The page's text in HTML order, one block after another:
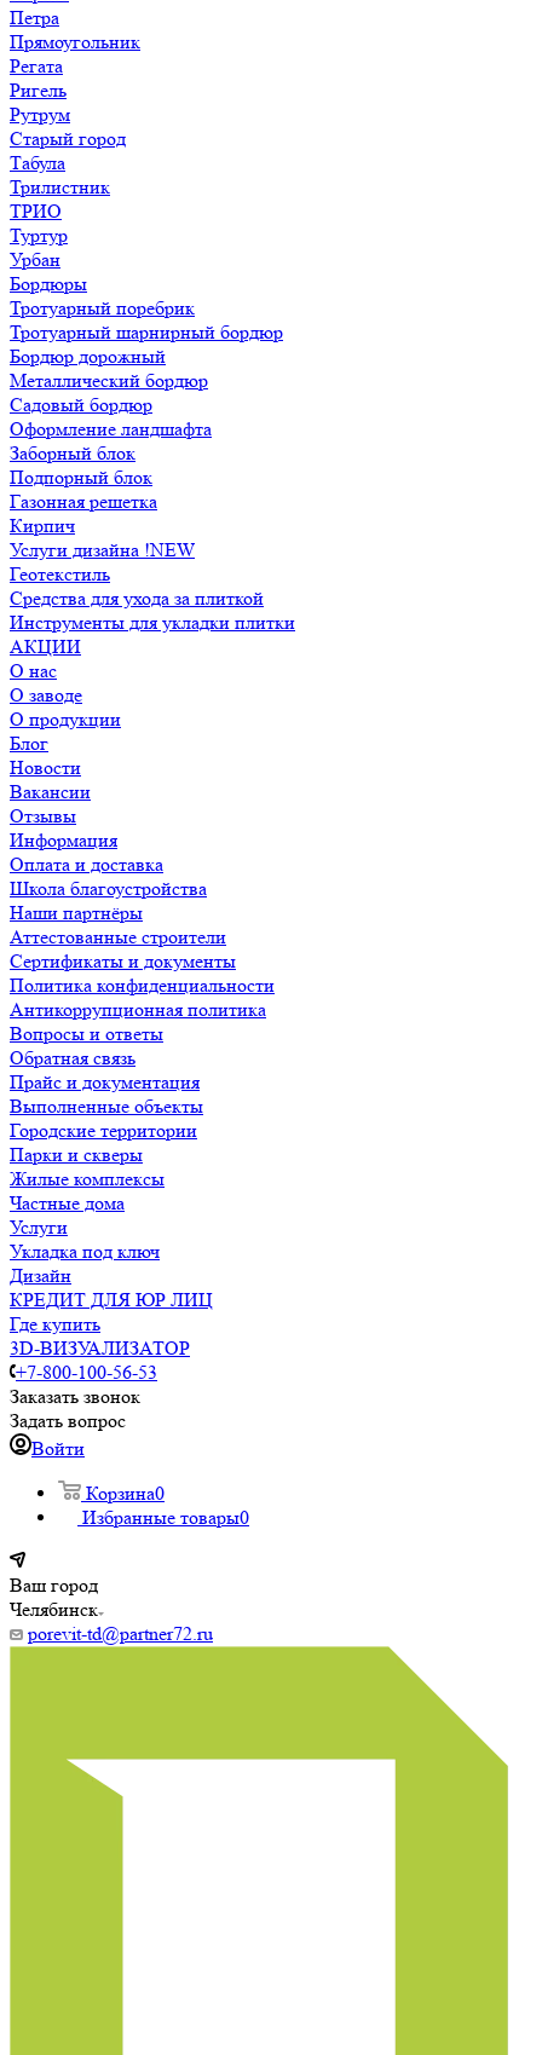
Петра
Прямоугольник
Регата
Ригель
Рутрум
Старый город
Табула
Трилистник
ТРИО
Туртур
Урбан
Бордюры
Тротуарный поребрик
Тротуарный шарнирный бордюр
Бордюр дорожный
Металлический бордюр
Садовый бордюр
Оформление ландшафта
Заборный блок
Подпорный блок
Газонная решетка
Кирпич
Услуги дизайна !NEW
Геотекстиль
Средства для ухода за плиткой
Инструменты для укладки плитки
АКЦИИ
О нас
О заводе
О продукции
Блог
Новости
Вакансии
Отзывы
Информация
Оплата и доставка
Школа благоустройства
Наши партнёры
Аттестованные строители
Сертификаты и документы
Политика конфиденциальности
Антикоррупционная политика
Вопросы и ответы
Обратная связь
Прайс и документация
Выполненные объекты
Городские территории
Парки и скверы
Жилые комплексы
Частные дома
Услуги
Укладка под ключ
Дизайн
КРЕДИТ ДЛЯ ЮР ЛИЦ
Где купить
3D-ВИЗУАЛИЗАТОР
+7-800-100-56-53
Заказать звонок
Задать вопрос
Войти
Корзина0
Избранные товары0
Ваш город
Челябинск
porevit-td@partner72.ru